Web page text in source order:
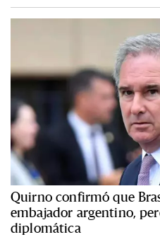
Quirno confirmó que
embajador argentino,
diplomática